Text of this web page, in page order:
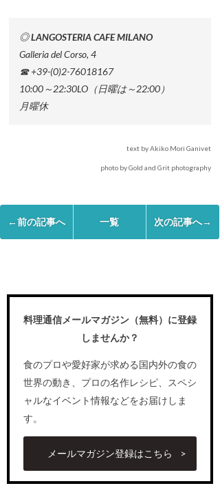
◎ LANGOSTERIA CAFE MILANO
Galleria del Corso, 4
☎ +39-(0)2-76018167
10:00～22:30LO（日曜は～22:00）
月曜休
text by Akiko Mori Ganivet
photo by Gold and Grit photography
←前の記事へ 一覧 次の記事へ→
料理通信メールマガジン（無料）に登録
しませんか？
食のプロや愛好家が求める国内外の食の
世界の動き、プロの名作レシピ、スペシ
ャルなイベント情報などをお届けしま
す。
メールマガジン登録はこちら